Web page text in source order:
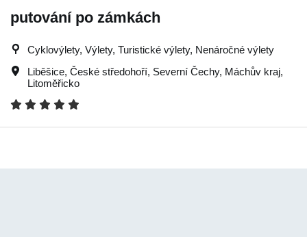
putování po zámkách
Cyklovýlety, Výlety, Turistické výlety, Nenáročné výlety
Liběšice, České středohoří, Severní Čechy, Máchův kraj,
Litoměřicko